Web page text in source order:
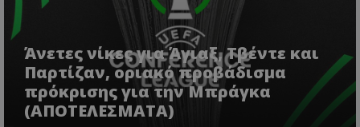
Άνετες νίκες για Άγιαξ, Τβέντε και
Παρτίζαν, οριακό προβάδισμα
πρόκρισης για την Μπράγκα
(ΑΠΟΤΕΛΕΣΜΑΤΑ)